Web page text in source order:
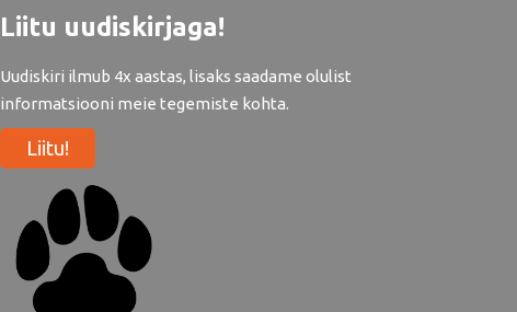
Liitu uudiskirjaga!
Uudiskiri ilmub 4x aastas, lisaks saadame olulist
informatsiooni meie tegemiste kohta.
Liitu!